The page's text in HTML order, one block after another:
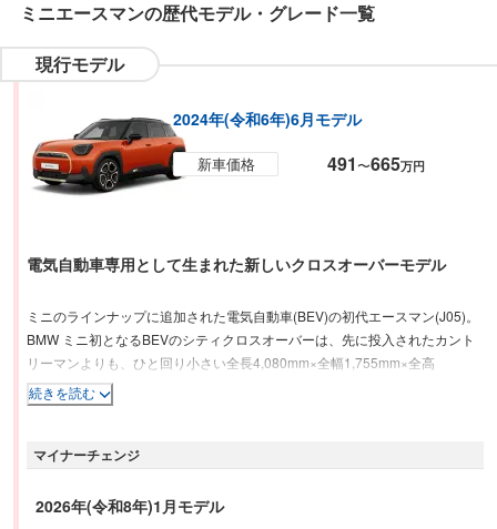
ミニエースマンの歴代モデル・グレード一覧
現行モデル
2024年(令和6年)6月モデル
新車価格 491〜665万円
電気自動車専用として生まれた新しいクロスオーバーモデル
ミニのラインナップに追加された電気自動車(BEV)の初代エースマン(J05)。
BMW ミニ初となるBEVのシティクロスオーバーは、先に投入されたカント
リーマンよりも、ひと回り小さい全長4,080mm×全幅1,755mm×全高
1,515mmという大きさ。エクステリアは、歴代MINIのモチーフを受け継ぎな
がら新しいデザインで構成されている。リチウムイオン電池と電気モーター
能距離310kmの「E」と、最高出力160kW(217PS)で一充電走行可能距離
ートには、リサイクルから生まれたレザー調素材のべスキンを採用するほ
続きを読む
マイナーチェンジ
2026年(令和8年)1月モデル